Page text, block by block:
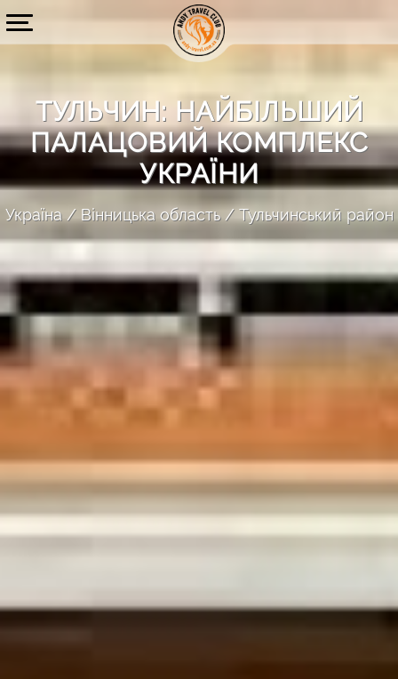
ТУЛЬЧИН: НАЙБІЛЬШИЙ
ПАЛАЦОВИЙ КОМПЛЕКС
УКРАЇНИ
Україна Вінницька область Тульчинський район